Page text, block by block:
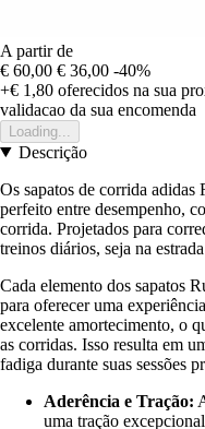
A partir de
€ 60,00 € 36,00 -40%
+€ 1,80 oferecidos na sua
validacao da sua encomenda
Loading...
Descrição
Os sapatos de corrida
perfeito entre desempenho,
corrida. Projetados para
treinos diários, seja na
Cada elemento dos sapatos
para oferecer uma
excelente amortecimento, o
as corridas. Isso resulta em
fadiga durante suas sessões
Aderência e Tração:
uma tração